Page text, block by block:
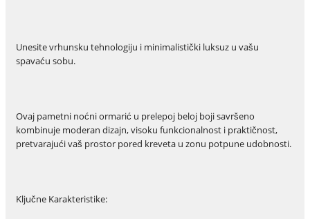
Unesite vrhunsku tehnologiju i minimalistički luksuz u vašu
spavaću sobu.
Ovaj pametni noćni ormarić u prelepoj beloj boji savršeno
kombinuje moderan dizajn, visoku funkcionalnost i praktičnost,
pretvarajući vaš prostor pored kreveta u zonu potpune udobnosti.
Ključne Karakteristike: